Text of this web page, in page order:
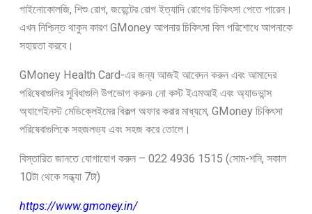
গাইনোকোলজি, শিশু রোগ, জয়েন্টের রোগ ইত্যাদি রোগের চিকিৎসা পেতে পারেন।
এখন নিশ্চিন্ত থাকুন কারণ GMoney আপনার চিকিৎসা বিল পরিশোধে আপনাকে
সহায়তা করবে।
GMoney Health Card-এর জন্য আজই আবেদন করুন এবং আমাদের
পরিষেবাগুলির সুবিধাগুলি উপভোগ করুন৷ নো কস্ট ইএমআই এবং অ্যাডভান্স
অ্যাগেইনস্ট মেডিক্লেইমের বিকল্প অফার করার মাধ্যমে, GMoney চিকিৎসা
পরিষেবাগুলিকে সহজলভ্য এবং সহজ করে তোলে।
বিস্তারিত জানতে যোগাযোগ করুন – 022 4936 1515 (সোম-শনি, সকাল
10টা থেকে সন্ধ্যা 7টা)
https://www.gmoney.in/